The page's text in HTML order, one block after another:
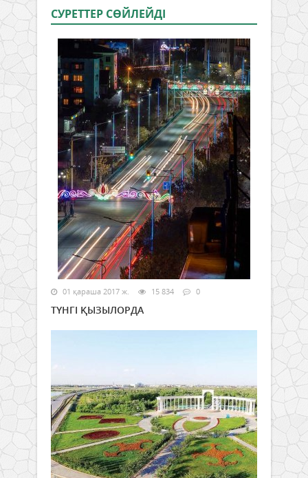
СУРЕТТЕР СӨЙЛЕЙДI
01 қараша 2017 ж. 15 834 0
ТҮНГІ ҚЫЗЫЛОРДА